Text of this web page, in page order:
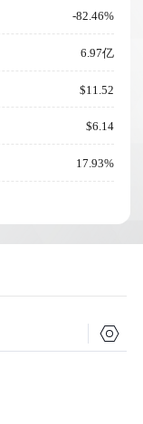
-82.46%
6.97亿
$11.52
$6.14
17.93%